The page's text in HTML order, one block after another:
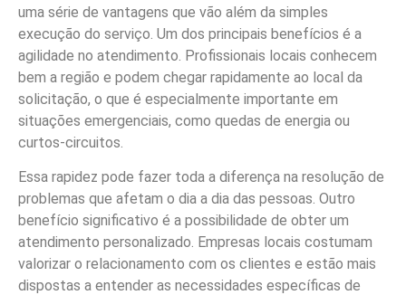
uma série de vantagens que vão além da simples
execução do serviço. Um dos principais benefícios é a
agilidade no atendimento. Profissionais locais conhecem
bem a região e podem chegar rapidamente ao local da
solicitação, o que é especialmente importante em
situações emergenciais, como quedas de energia ou
curtos-circuitos.
Essa rapidez pode fazer toda a diferença na resolução de
problemas que afetam o dia a dia das pessoas. Outro
benefício significativo é a possibilidade de obter um
atendimento personalizado. Empresas locais costumam
valorizar o relacionamento com os clientes e estão mais
dispostas a entender as necessidades específicas de